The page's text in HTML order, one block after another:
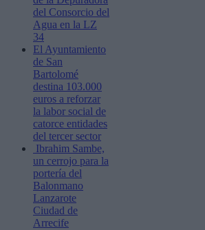
del Consorcio del
Agua en la LZ
34
El Ayuntamiento
de San
Bartolomé
destina 103.000
euros a reforzar
la labor social de
catorce entidades
del tercer sector
Ibrahim Sambe,
un cerrojo para la
portería del
Balonmano
Lanzarote
Ciudad de
Arrecife